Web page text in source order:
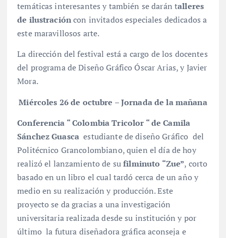
temáticas interesantes y también se darán talleres
de ilustracióncon invitados especiales dedicados a
este maravillosos arte.
La dirección del festival está a cargo de los docentes
del programa de Diseño Gráfico Óscar Arias, y Javier
Mora.
Miércoles 26 de octubre – Jornada de la mañana
Conferencia “ Colombia Tricolor “ de Camila
Sánchez Guasca estudiante de diseño Gráfico del
Politécnico Grancolombiano, quien el día de hoy
realizó el lanzamiento de sufilminuto “Zue”, corto
basado en un libro el cual tardó cerca de un año y
medio en su realización y producción. Este
proyecto se da gracias a una investigación
universitaria realizada desde su institución y por
último la futura diseñadora gráfica aconseja e